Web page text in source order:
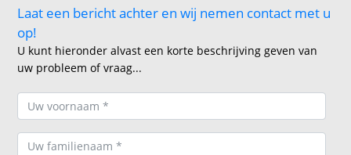
Laat een bericht achter en wij nemen contact met u
op!
U kunt hieronder alvast een korte beschrijving geven van
uw probleem of vraag...